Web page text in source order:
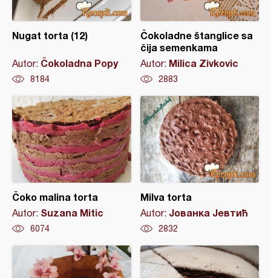
Nugat torta (12)
Autor: Čokoladna Popy
8184
Čokoladne štanglice sa
čija semenkama
Autor: Milica Zivkovic
2883
Čoko malina torta
Autor: Suzana Mitic
6074
Milva torta
Autor: Јованка Јевтић
2832